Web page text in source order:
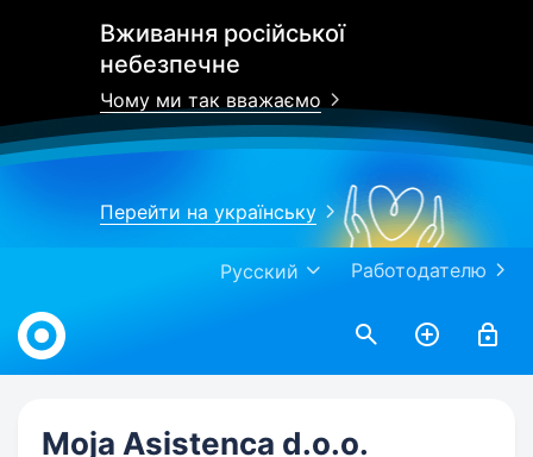
Вживання російської
небезпечне
Чому ми так вважаємо
Перейти на українську
Работодателю
Русский
Work.ua
Moja Asistenca d.o.o.